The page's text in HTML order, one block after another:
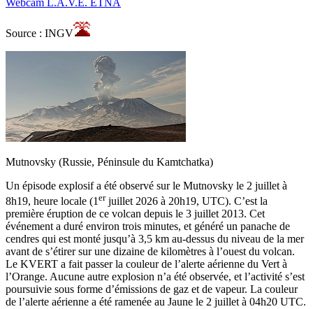
Webcam L.A.V.E. ETNA
Source : INGV
Mutnovsky (Russie, Péninsule du Kamtchatka)
Un épisode explosif a été observé sur le Mutnovsky le 2 juillet à
8h19, heure locale (1 erjuillet 2026 à 20h19, UTC). C’est la
première éruption de ce volcan depuis le 3 juillet 2013. Cet
événement a duré environ trois minutes, et généré un panache de
cendres qui est monté jusqu’à 3,5 km au-dessus du niveau de la mer
avant de s’étirer sur une dizaine de kilomètres à l’ouest du volcan.
Le KVERT a fait passer la couleur de l’alerte aérienne du Vert à
l’Orange. Aucune autre explosion n’a été observée, et l’activité s’est
poursuivie sous forme d’émissions de gaz et de vapeur. La couleur
de l’alerte aérienne a été ramenée au Jaune le 2 juillet à 04h20 UTC.